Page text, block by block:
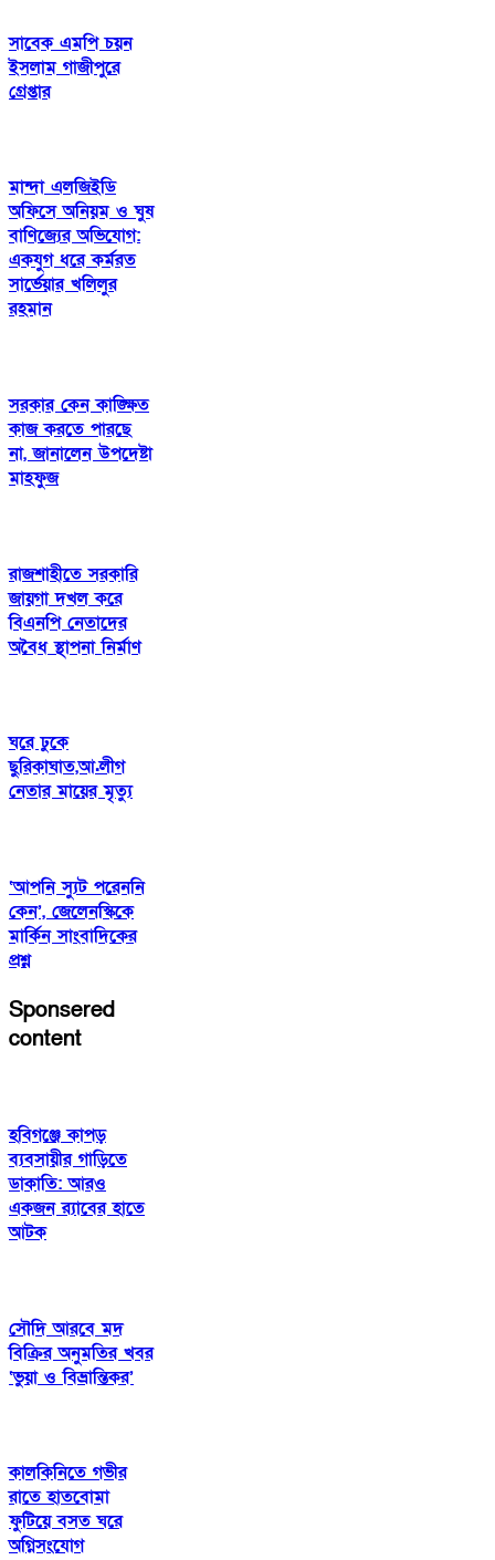
সাবেক এমপি চয়ন
ইসলাম গাজীপুরে
গ্রেপ্তার
মান্দা এলজিইডি
অফিসে অনিয়ম ও ঘুষ
বাণিজ্যের অভিযোগ:
একযুগ ধরে কর্মরত
সার্ভেয়ার খলিলুর
রহমান
সরকার কেন কাঙ্ক্ষিত
কাজ করতে পারছে
না, জানালেন উপদেষ্টা
মাহফুজ
রাজশাহীতে সরকারি
জায়গা দখল করে
বিএনপি নেতাদের
অবৈধ স্থাপনা নির্মাণ
ঘরে ঢুকে
ছুরিকাঘাত,আ.লীগ
নেতার মায়ের মৃত্যু
‘আপনি স্যুট পরেননি
কেন’, জেলেনস্কিকে
মার্কিন সাংবাদিকের
প্রশ্ন
Sponsered
content
হবিগঞ্জে কাপড়
ব্যবসায়ীর গাড়িতে
ডাকাতি: আরও
একজন র‍্যাবের হাতে
আটক
সৌদি আরবে মদ
বিক্রির অনুমতির খবর
‘ভুয়া ও বিভ্রান্তিকর’
কালকিনিতে গভীর
রাতে হাতবোমা
ফুটিয়ে বসত ঘরে
অগ্নিসংযোগ